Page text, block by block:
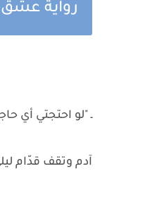
رواية
ـ "لو احتجتي أي
آدم وتقف قدّام